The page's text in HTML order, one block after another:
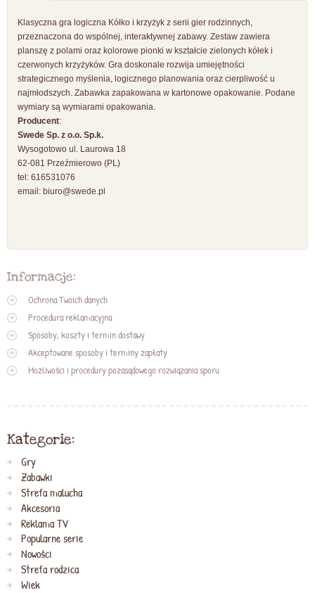
Klasyczna gra logiczna Kółko i krzyżyk z serii gier rodzinnych,
przeznaczona do wspólnej, interaktywnej zabawy. Zestaw zawiera
planszę z polami oraz kolorowe pionki w kształcie zielonych kółek i
czerwonych krzyżyków. Gra doskonale rozwija umiejętności
strategicznego myślenia, logicznego planowania oraz cierpliwość u
najmłodszych. Zabawka zapakowana w kartonowe opakowanie. Podane
wymiary są wymiarami opakowania.
Producent:
Swede Sp. z o.o. Sp.k.
Wysogotowo ul. Laurowa 18
62-081 Przeźmierowo (PL)
tel: 616531076
email: biuro@swede.pl
Informacje:
Ochrona Twoich danych
Procedura reklamacyjna
Sposoby, koszty i termin dostawy
Akceptowane sposoby i terminy zapłaty
Możliwości i procedury pozasądowego rozwiązania sporu
Kategorie:
Gry
Zabawki
Strefa malucha
Akcesoria
Reklama TV
Popularne serie
Nowości
Strefa rodzica
Wiek